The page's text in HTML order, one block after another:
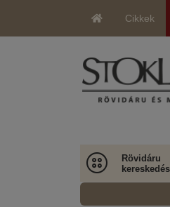
Cikkek
Rövidáru
kereskedés